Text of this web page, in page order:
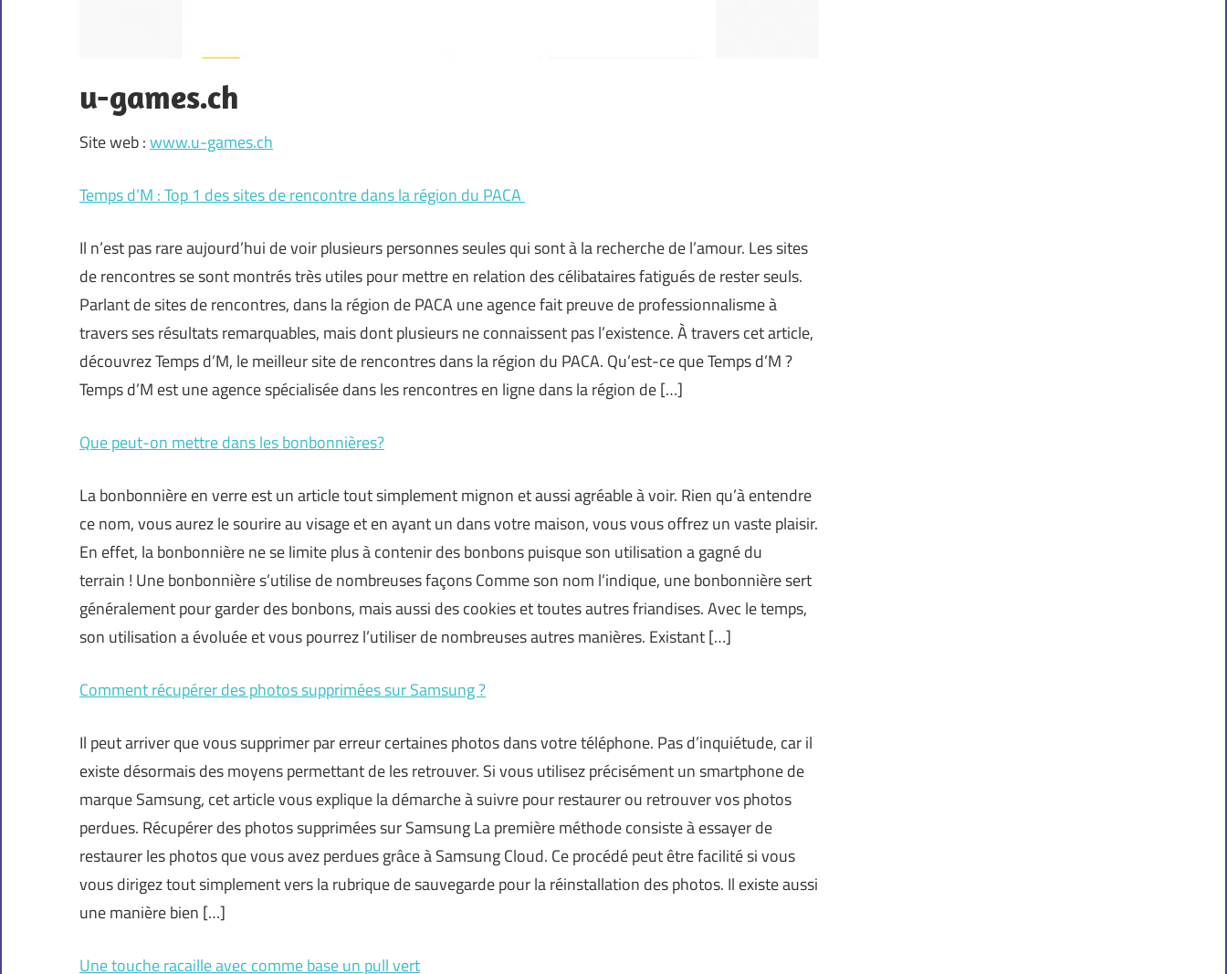
u-games.ch
Site web :www.u-games.ch
Temps d’M : Top 1 des sites de rencontre dans la région du PACA
Il n’est pas rare aujourd’hui de voir plusieurs personnes seules qui sont à la recherche de l’amour. Les sites
de rencontres se sont montrés très utiles pour mettre en relation des célibataires fatigués de rester seuls.
Parlant de sites de rencontres, dans la région de PACA une agence fait preuve de professionnalisme à
travers ses résultats remarquables, mais dont plusieurs ne connaissent pas l’existence. À travers cet article,
découvrez Temps d’M, le meilleur site de rencontres dans la région du PACA. Qu’est-ce que Temps d’M ?
Temps d’M est une agence spécialisée dans les rencontres en ligne dans la région de […]
Que peut-on mettre dans les bonbonnières?
La bonbonnière en verre est un article tout simplement mignon et aussi agréable à voir. Rien qu’à entendre
ce nom, vous aurez le sourire au visage et en ayant un dans votre maison, vous vous offrez un vaste plaisir.
En effet, la bonbonnière ne se limite plus à contenir des bonbons puisque son utilisation a gagné du
terrain ! Une bonbonnière s’utilise de nombreuses façons Comme son nom l’indique, une bonbonnière sert
généralement pour garder des bonbons, mais aussi des cookies et toutes autres friandises. Avec le temps,
son utilisation a évoluée et vous pourrez l’utiliser de nombreuses autres manières. Existant […]
Comment récupérer des photos supprimées sur Samsung ?
Il peut arriver que vous supprimer par erreur certaines photos dans votre téléphone. Pas d’inquiétude, car il
existe désormais des moyens permettant de les retrouver. Si vous utilisez précisément un smartphone de
marque Samsung, cet article vous explique la démarche à suivre pour restaurer ou retrouver vos photos
perdues. Récupérer des photos supprimées sur Samsung La première méthode consiste à essayer de
restaurer les photos que vous avez perdues grâce à Samsung Cloud. Ce procédé peut être facilité si vous
vous dirigez tout simplement vers la rubrique de sauvegarde pour la réinstallation des photos. Il existe aussi
une manière bien […]
Une touche racaille avec comme base un pull vert